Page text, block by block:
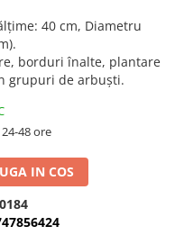
40 cm, Diametru
borduri înalte, plantare
grupuri de arbuști.
24-48 ore
IN COS